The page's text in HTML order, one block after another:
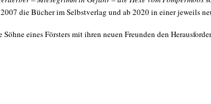
die Bücher im Selbstverlag und ab 2020 in einer jeweils
eines Försters mit ihren neuen Freunden den